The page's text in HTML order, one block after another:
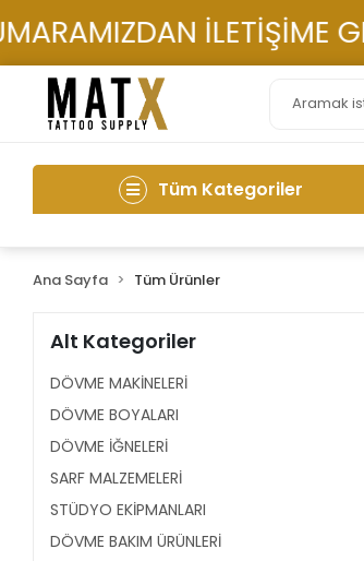
İLETİŞİME
Tüm Kategoriler
Ana Sayfa Tüm Ürünler
Alt Kategoriler
DÖVME MAKİNELERİ
DÖVME BOYALARI
DÖVME İĞNELERİ
SARF MALZEMELERİ
STÜDYO EKİPMANLARI
DÖVME BAKIM ÜRÜNLERİ